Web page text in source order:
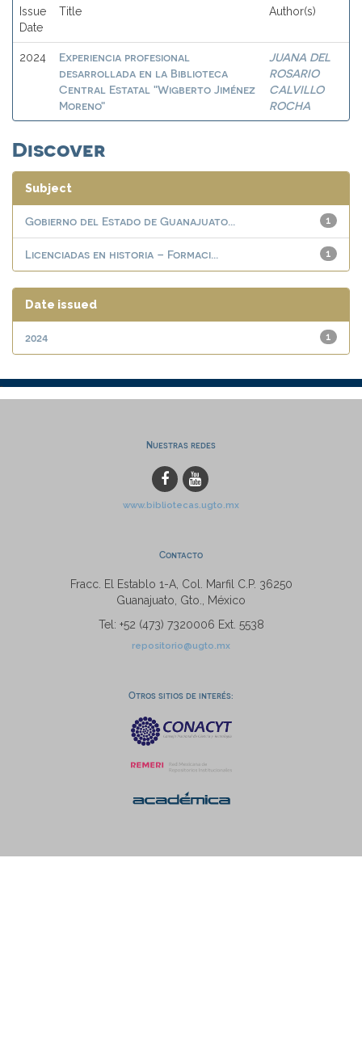
Issue
Date
Title Author(s)
2024
Experiencia profesional
desarrollada en la Biblioteca
Central Estatal "Wigberto Jiménez
Moreno"
JUANA DEL
ROSARIO
CALVILLO
ROCHA
Discover
Subject
1
Gobierno del Estado de Guanajuato...
1
Licenciadas en historia – Formaci...
Date issued
1
2024
Nuestras redes
www.bibliotecas.ugto.mx
Contacto
Fracc. El Establo 1-A, Col. Marfil C.P. 36250
Guanajuato, Gto., México
Tel: +52 (473) 7320006 Ext. 5538
repositorio@ugto.mx
Otros sitios de interés: